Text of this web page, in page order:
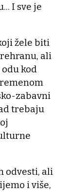
I sve je
žele biti
ali
kod
zabavni
trebaju
odvesti, ali
i više,